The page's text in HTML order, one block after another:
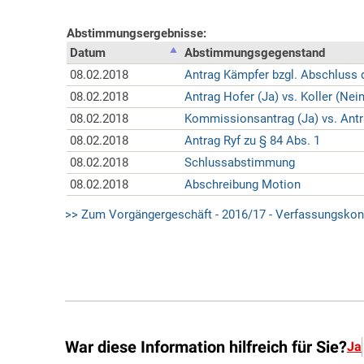
War diese Information hilfreich für Sie?Ja